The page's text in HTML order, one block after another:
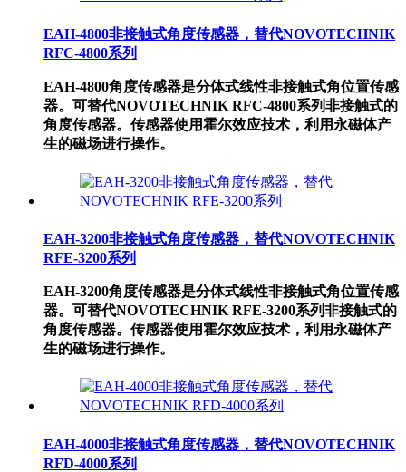
EAH-4800非接触式角度传感器，替代NOVOTECHNIK
RFC-4800系列
EAH-4800角度传感器是分体式线性非接触式角位置传感
器。可替代NOVOTECHNIK RFC-4800系列非接触式的
角度传感器。传感器使用霍尔效应技术，利用永磁体产
生的磁场进行操作。
EAH-3200非接触式角度传感器，替代NOVOTECHNIK
RFE-3200系列
EAH-3200角度传感器是分体式线性非接触式角位置传感
器。可替代NOVOTECHNIK RFE-3200系列非接触式的
角度传感器。传感器使用霍尔效应技术，利用永磁体产
生的磁场进行操作。
EAH-4000非接触式角度传感器，替代NOVOTECHNIK
RFD-4000系列